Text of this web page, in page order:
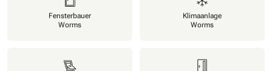
Fensterbauer
Worms
Klimaanlage
Worms